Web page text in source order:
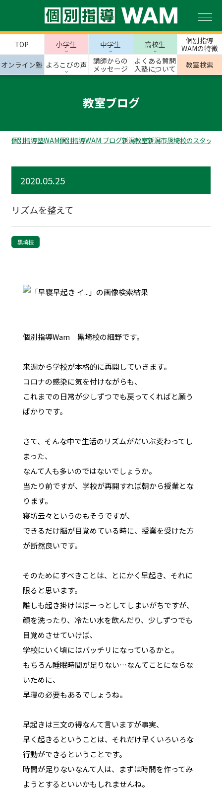
TOP 小学生 中学生 高校生
個別指導
WAMの特徴
オンライン塾 よろこびの声
講師からの
メッセージ
よくある質問
入塾について
教室検索
教室ブログ
個別指導塾WAM個別指導WAM ブログ新潟教室新潟市黒埼校のスタッフ
2020.05.25
リズムを整えて
黒埼校
個別指導Wam 黒埼校の細野です。
来週から学校が本格的に再開していきます。
コロナの感染に気を付けながらも、
これまでの日常が少しずつでも戻ってくればと願う
ばかりです。
さて、そんな中で生活のリズムがだいぶ変わってし
まった、
なんて人も多いのではないでしょうか。
当たり前ですが、学校が再開すれば朝から授業とな
ります。
寝坊云々というのもそうですが、
できるだけ脳が目覚めている時に、授業を受けた方
が断然良いです。
そのためにすべきことは、とにかく早起き、それに
限ると思います。
誰しも起き掛けはぼーっとしてしまいがちですが、
顔を洗ったり、冷たい水を飲んだり、少しずつでも
目覚めさせていけば、
学校にいく頃にはバッチリになっているかと。
もちろん睡眠時間が足りない…なんてことにならな
いために、
早寝の必要もあるでしょうね。
早起きは三文の得なんて言いますが事実、
早く起きるということは、それだけ早くいろいろな
行動ができるということです。
時間が足りないなんて人は、まずは時間を作ってみ
ようとするといいかもしれませんね。